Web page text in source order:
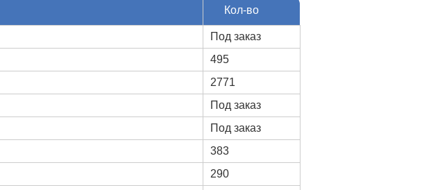
Кол-во
Под заказ
495
2771
Под заказ
Под заказ
383
290